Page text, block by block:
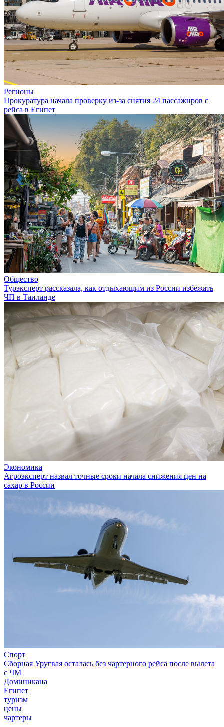
Регионы
Прокуратура начала проверку из-за снятия 24 пассажиров с
рейса в Египет
Общество
Турэксперт рассказала, как отдыхающим из России избежать
ЧП в Таиланде
Экономика
Агроэксперт назвал точные сроки начала снижения цен на
сахар в России
Спорт
Сборная Уругвая осталась без чартерного рейса после вылета
с ЧМ
Доминикана
Египет
туризм
цены
чартеры